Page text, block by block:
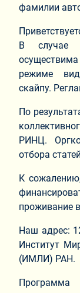
фамилии
В случае
режиме
скайпу.
По
РИНЦ.
отбора
К
проживание
Наш адрес:
Институт
(ИМЛИ) РАН.
Программа